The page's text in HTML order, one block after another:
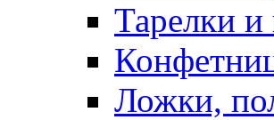
Тарелки и
Ложки,